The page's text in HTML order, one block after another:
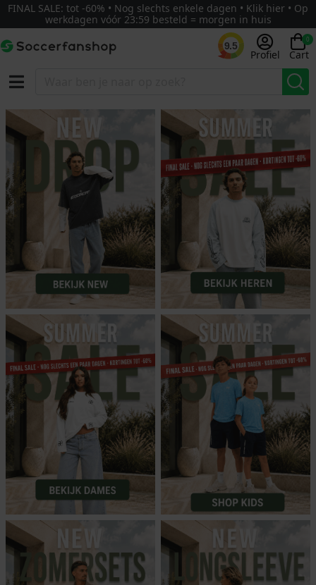
FINAL SALE: tot -60% • Nog slechts enkele dagen • Klik hier • Op
werkdagen vóór 23:59 besteld = morgen in huis
9.5
Profiel
0
Cart